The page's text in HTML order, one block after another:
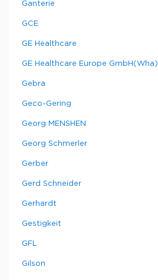
Ganterie
GCE
GE Healthcare
GE Healthcare Europe GmbH(Wha)
Gebra
Geco-Gering
Georg MENSHEN
Georg Schmerler
Gerber
Gerd Schneider
Gerhardt
Gestigkeit
GFL
Gilson